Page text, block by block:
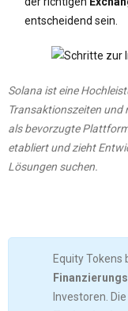
entscheidend sein.
Solana ist eine
Transaktionszeiten und
als bevorzugte
etabliert und zieht
Lösungen suchen.
Equity Tokens
Investoren.